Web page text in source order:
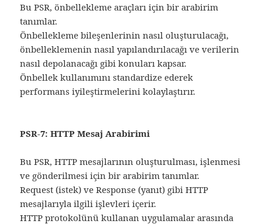
Bu PSR, önbellekleme araçları için bir arabirim
tanımlar.
Önbellekleme bileşenlerinin nasıl oluşturulacağı,
önbelleklemenin nasıl yapılandırılacağı ve verilerin
nasıl depolanacağı gibi konuları kapsar.
Önbellek kullanımını standardize ederek
performans iyileştirmelerini kolaylaştırır.
PSR-7: HTTP Mesaj Arabirimi
Bu PSR, HTTP mesajlarının oluşturulması, işlenmesi
ve gönderilmesi için bir arabirim tanımlar.
Request (istek) ve Response (yanıt) gibi HTTP
mesajlarıyla ilgili işlevleri içerir.
HTTP protokolünü kullanan uygulamalar arasında